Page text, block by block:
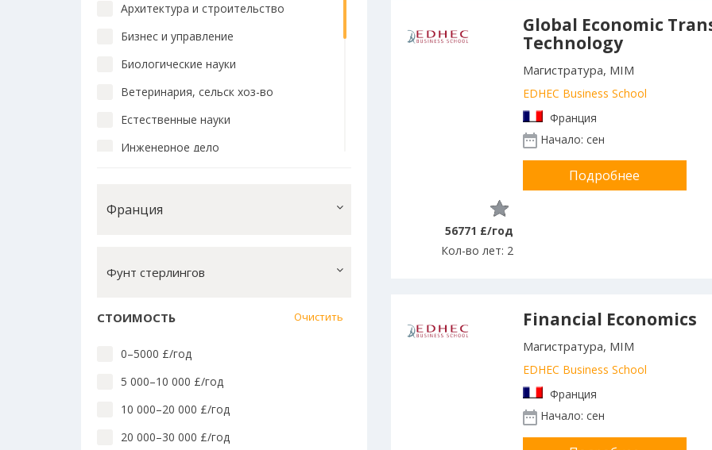
Архитектура и строительство
Бизнес и управление
Биологические науки
Ветеринария, сельск хоз-во
Естественные науки
Инженерное дело
Медицина и стоматология
Франция
Фунт стерлингов
СТОИМОСТЬ Очистить
0–5000 £/год
5 000–10 000 £/год
10 000–20 000 £/год
20 000–30 000 £/год
Global Economic
Technology
Магистратура, MIM
EDHEC Business School
Франция
Начало: сен
Подробнее
56771 £/год
Кол-во лет: 2
Financial Economics
Магистратура, MIM
EDHEC Business School
Франция
Начало: сен